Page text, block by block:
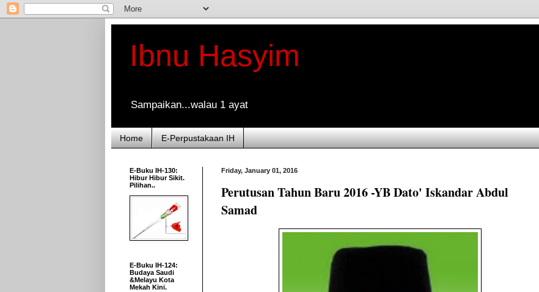
Ibnu Hasyim
Sampaikan...walau 1 ayat
Home E-Perpustakaan IH
Friday, January 01, 2016
Perutusan Tahun Baru 2016 -YB Dato' Iskandar Abdul
Samad
E-Buku IH-130:
Hibur Hibur Sikit.
Pilihan..
E-Buku IH-124:
Budaya Saudi
&Melayu Kota
Mekah Kini.